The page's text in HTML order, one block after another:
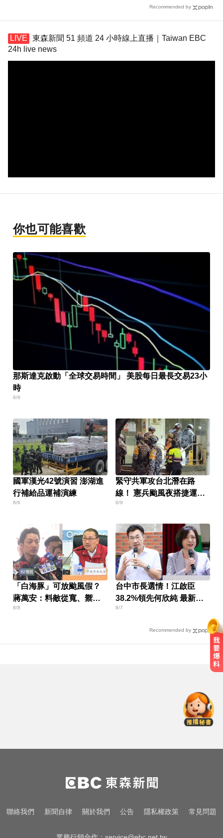
Recommended by
東森新聞 51 頻道 24 小時線上直播｜Taiwan EBC
24h live news
你也可能喜歡
那斯達克啟動「全球交易時間」 美股每日最長交易23小
時
8/9
國軍漢光42號演習 澎湖進
行補給品運補演練
8/6
緊守共軍攻台北潛在路
線！ 憲兵颱風夜搭捷運增
援
8/9
「白海豚」可放颱風假？
蔣萬安：料敵從寬、禦敵
從嚴
8/8
台中市長選情！江啟臣
38.2%領先何欣純 最新民
調曝
8/7
Recommended by
勝場史上第2多
機車紅燈熄火「牽車」也會被罰？
法院判決揭密
白家綺分享！對抗烈日與熬夜的鏡
聯絡我們 新聞自律 關於我們 公告 隱私權政策 常見問題